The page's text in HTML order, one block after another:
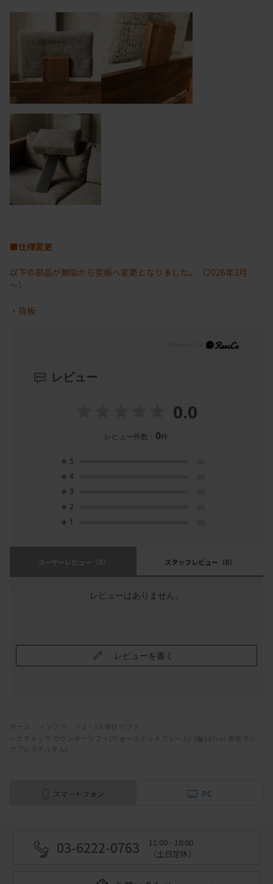
■仕様変更
以下の部品が無垢から突板へ変更となりました。（2026年3月
～）
・背板
レビュー
0.0
レビュー件数： 0件
★ 5 (0)
★ 4 (0)
★ 3 (0)
★ 2 (0)
★ 1 (0)
ユーザーレビュー （0） スタッフレビュー （0）
レビューはありません。
レビューを書く
ホーム ソファ
2・3人掛けソファ
カラメッラ カウンターソファ(ウォールナットフレーム) (幅147cm 張地ラン
クアムステルダム)
スマートフォン PC
03-6222-0763
11:00 - 18:00
（土日定休）